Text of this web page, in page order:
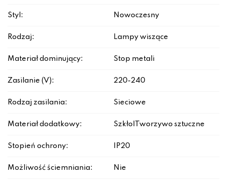
Styl: Nowoczesny
Rodzaj: Lampy wiszące
Materiał dominujący: Stop metali
Zasilanie (V): 220-240
Rodzaj zasilania: Sieciowe
Materiał dodatkowy: Szkło|Tworzywo sztuczne
Stopień ochrony: IP20
Możliwość ściemniania: Nie